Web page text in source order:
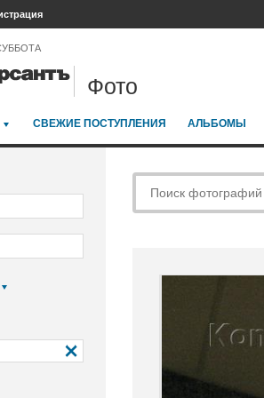
Фото
СВЕЖИЕ ПОСТУПЛЕНИЯ АЛЬБОМЫ